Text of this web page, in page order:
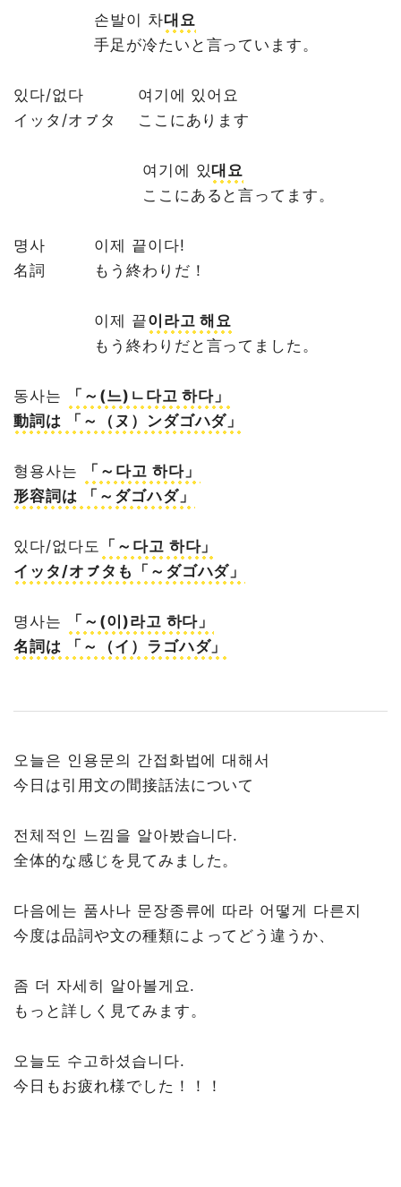
손발이 차대요
手足が冷たいと言っています。
있다/없다 여기에 있어요
イッタ/オㇷ゚タ ここにあります
여기에 있대요
ここにあると言ってます。
명사 이제 끝이다!
名詞 もう終わりだ！
이제 끝이라고 해요
もう終わりだと言ってました。
동사는
「～(느)ㄴ다고 하다」
動詞は 「～（ヌ）ンダゴハダ」
형용사는
「～다고 하다」
形容詞は 「～ダゴハダ」
있다/없다도 「～다고 하다」
イッタ/オㇷ゚タも「～ダゴハダ」
명사는
「～(이)라고 하다」
名詞は 「～（イ）ラゴハダ」
오늘은 인용문의 간접화법에 대해서
今日は引用文の間接話法について
전체적인 느낌을 알아봤습니다.
全体的な感じを見てみました。
다음에는 품사나 문장종류에 따라 어떻게 다른지
今度は品詞や文の種類によってどう違うか、
좀 더 자세히 알아볼게요.
もっと詳しく見てみます。
오늘도 수고하셨습니다.
今日もお疲れ様でした！！！